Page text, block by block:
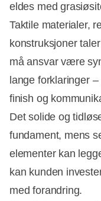
eldes med
Taktile materialer,
konstruksjoner
må ansvar være
lange forklaringer
finish og
Det solide og
fundament, mens
elementer kan
kan kunden
med forandring.